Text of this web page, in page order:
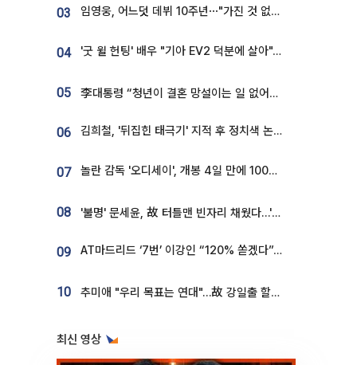
03 임영웅, 어느덧 데뷔 10주년⋯"가진 것 없던 시절, 내 앞엔 20명의 팬뿐"
04 '굿 윌 헌팅' 배우 "기아 EV2 덕분에 살아"…교통사고 후 안전성 극찬
05 李대통령 “청년이 결혼 망설이는 일 없어야...제도상 불이익 조사”
06 김희철, '뒤집힌 태극기' 지적 후 정치색 논란…"좌우 떠나 우리나라 국기"
07 놀란 감독 '오디세이', 개봉 4일 만에 100만 돌파⋯'왕사남' 보다 빠르다
08 '불명' 문세윤, 故 터틀맨 빈자리 채웠다…'거북이' 눈물의 최종 우승
09 AT마드리드 ‘7번’ 이강인 “120% 쏟겠다”⋯시메오네 감독 “필요한 선수”
10 추미애 "우리 목표는 연대"…故 강일출 할머니 흉상 제막
최신 영상